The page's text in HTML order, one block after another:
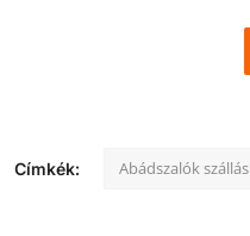
Címkék: Abádszalók szállás